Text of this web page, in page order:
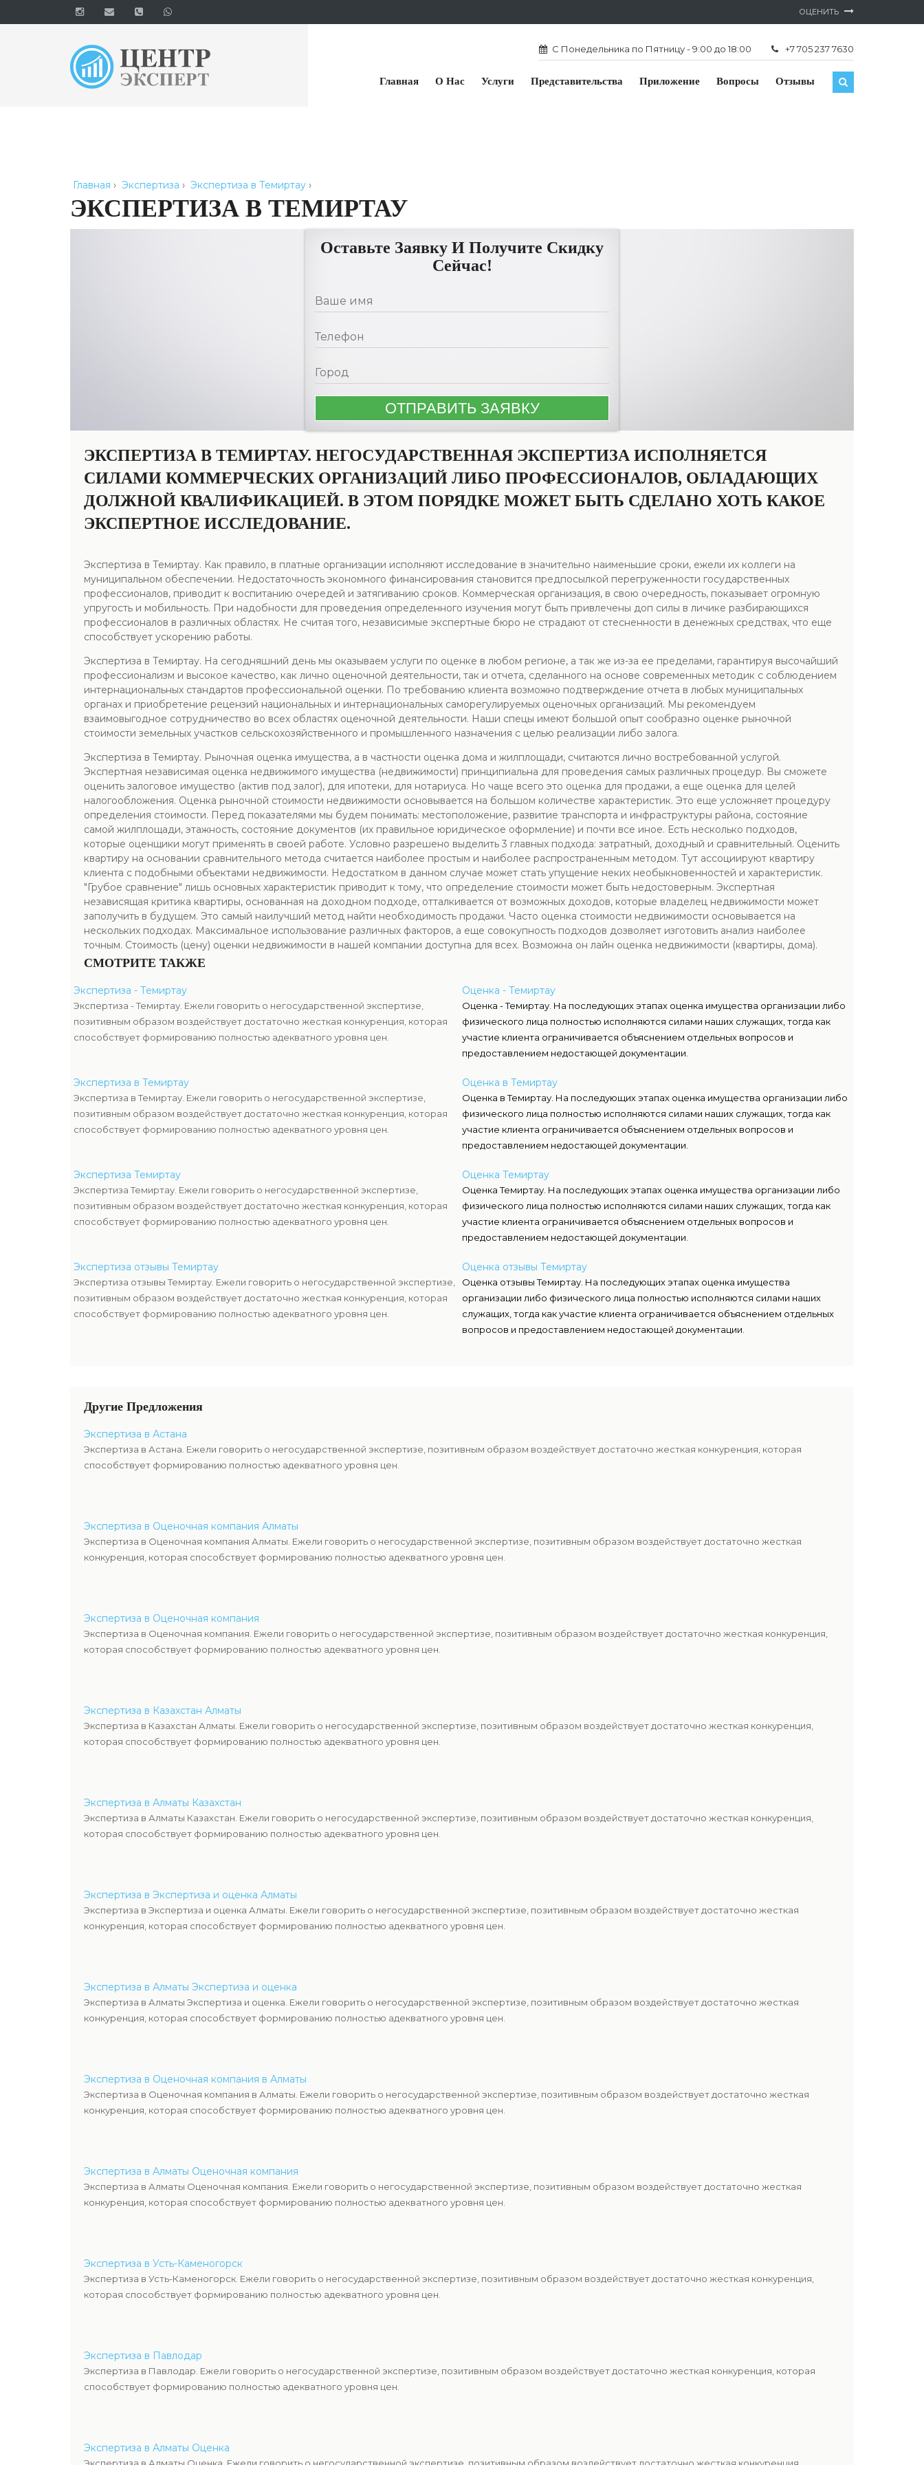
ОЦЕНИТЬ
С Понедельника по Пятницу - 9:00 до 18:00 +7 705 237 7630
Главная О Нас Услуги Представительства Приложение Вопросы Отзывы
Главная › Экспертиза › Экспертиза в Темиртау ›
ЭКСПЕРТИЗА В ТЕМИРТАУ
Оставьте Заявку И Получите Скидку
Сейчас!
ЭКСПЕРТИЗА В ТЕМИРТАУ. НЕГОСУДАРСТВЕННАЯ ЭКСПЕРТИЗА ИСПОЛНЯЕТСЯ
СИЛАМИ КОММЕРЧЕСКИХ ОРГАНИЗАЦИЙ ЛИБО ПРОФЕССИОНАЛОВ, ОБЛАДАЮЩИХ
ДОЛЖНОЙ КВАЛИФИКАЦИЕЙ. В ЭТОМ ПОРЯДКЕ МОЖЕТ БЫТЬ СДЕЛАНО ХОТЬ КАКОЕ
ЭКСПЕРТНОЕ ИССЛЕДОВАНИЕ.
Экспертиза в Темиртау. Как правило, в платные организации исполняют исследование в значительно наименьшие сроки, ежели их коллеги на
муниципальном обеспечении. Недостаточность экономного финансирования становится предпосылкой перегруженности государственных
профессионалов, приводит к воспитанию очередей и затягиванию сроков. Коммерческая организация, в свою очередность, показывает огромную
упругость и мобильность. При надобности для проведения определенного изучения могут быть привлечены доп силы в личике разбирающихся
профессионалов в различных областях. Не считая того, независимые экспертные бюро не страдают от стесненности в денежных средствах, что еще
способствует ускорению работы.
Экспертиза в Темиртау. На сегодняшний день мы оказываем услуги по оценке в любом регионе, а так же из-за ее пределами, гарантируя высочайший
профессионализм и высокое качество, как лично оценочной деятельности, так и отчета, сделанного на основе современных методик с соблюдением
интернациональных стандартов профессиональной оценки. По требованию клиента возможно подтверждение отчета в любых муниципальных
органах и приобретение рецензий национальных и интернациональных саморегулируемых оценочных организаций. Мы рекомендуем
взаимовыгодное сотрудничество во всех областях оценочной деятельности. Наши спецы имеют большой опыт сообразно оценке рыночной
стоимости земельных участков сельскохозяйственного и промышленного назначения с целью реализации либо залога.
Экспертиза в Темиртау. Рыночная оценка имущества, а в частности оценка дома и жилплощади, считаются лично востребованной услугой.
Экспертная независимая оценка недвижимого имущества (недвижимости) принципиальна для проведения самых различных процедур. Вы сможете
оценить залоговое имущество (актив под залог), для ипотеки, для нотариуса. Но чаще всего это оценка для продажи, а еще оценка для целей
налогообложения. Оценка рыночной стоимости недвижимости основывается на большом количестве характеристик. Это еще усложняет процедуру
определения стоимости. Перед показателями мы будем понимать: местоположение, развитие транспорта и инфраструктуры района, состояние
самой жилплощади, этажность, состояние документов (их правильное юридическое оформление) и почти все иное. Есть несколько подходов,
которые оценщики могут применять в своей работе. Условно разрешено выделить 3 главных подхода: затратный, доходный и сравнительный. Оценить
квартиру на основании сравнительного метода считается наиболее простым и наиболее распространенным методом. Тут ассоциируют квартиру
клиента с подобными объектами недвижимости. Недостатком в данном случае может стать упущение неких необыкновенностей и характеристик.
"Грубое сравнение" лишь основных характеристик приводит к тому, что определение стоимости может быть недостоверным. Экспертная
независящая критика квартиры, основанная на доходном подходе, отталкивается от возможных доходов, которые владелец недвижимости может
заполучить в будущем. Это самый наилучший метод найти необходимость продажи. Часто оценка стоимости недвижимости основывается на
нескольких подходах. Максимальное использование различных факторов, а еще совокупность подходов дозволяет изготовить анализ наиболее
точным. Стоимость (цену) оценки недвижимости в нашей компании доступна для всех. Возможна он лайн оценка недвижимости (квартиры, дома).
СМОТРИТЕ ТАКЖЕ
Экспертиза - Темиртау
Экспертиза - Темиртау. Ежели говорить о негосударственной экспертизе,
позитивным образом воздействует достаточно жесткая конкуренция, которая
способствует формированию полностью адекватного уровня цен.
Экспертиза в Темиртау
Экспертиза в Темиртау. Ежели говорить о негосударственной экспертизе,
позитивным образом воздействует достаточно жесткая конкуренция, которая
способствует формированию полностью адекватного уровня цен.
Экспертиза Темиртау
Экспертиза Темиртау. Ежели говорить о негосударственной экспертизе,
позитивным образом воздействует достаточно жесткая конкуренция, которая
способствует формированию полностью адекватного уровня цен.
Экспертиза отзывы Темиртау
Экспертиза отзывы Темиртау. Ежели говорить о негосударственной экспертизе,
позитивным образом воздействует достаточно жесткая конкуренция, которая
способствует формированию полностью адекватного уровня цен.
Оценка - Темиртау
Оценка - Темиртау. На последующих этапах оценка имущества организации либо
физического лица полностью исполняются силами наших служащих, тогда как
участие клиента ограничивается объяснением отдельных вопросов и
предоставлением недостающей документации.
Оценка в Темиртау
Оценка в Темиртау. На последующих этапах оценка имущества организации либо
физического лица полностью исполняются силами наших служащих, тогда как
участие клиента ограничивается объяснением отдельных вопросов и
предоставлением недостающей документации.
Оценка Темиртау
Оценка Темиртау. На последующих этапах оценка имущества организации либо
физического лица полностью исполняются силами наших служащих, тогда как
участие клиента ограничивается объяснением отдельных вопросов и
предоставлением недостающей документации.
Оценка отзывы Темиртау
Оценка отзывы Темиртау. На последующих этапах оценка имущества
организации либо физического лица полностью исполняются силами наших
служащих, тогда как участие клиента ограничивается объяснением отдельных
вопросов и предоставлением недостающей документации.
Другие Предложения
Экспертиза в Астана
Экспертиза в Астана. Ежели говорить о негосударственной экспертизе, позитивным образом воздействует достаточно жесткая конкуренция, которая
способствует формированию полностью адекватного уровня цен.
Экспертиза в Оценочная компания Алматы
Экспертиза в Оценочная компания Алматы. Ежели говорить о негосударственной экспертизе, позитивным образом воздействует достаточно жесткая
конкуренция, которая способствует формированию полностью адекватного уровня цен.
Экспертиза в Оценочная компания
Экспертиза в Оценочная компания. Ежели говорить о негосударственной экспертизе, позитивным образом воздействует достаточно жесткая конкуренция,
которая способствует формированию полностью адекватного уровня цен.
Экспертиза в Казахстан Алматы
Экспертиза в Казахстан Алматы. Ежели говорить о негосударственной экспертизе, позитивным образом воздействует достаточно жесткая конкуренция,
которая способствует формированию полностью адекватного уровня цен.
Экспертиза в Алматы Казахстан
Экспертиза в Алматы Казахстан. Ежели говорить о негосударственной экспертизе, позитивным образом воздействует достаточно жесткая конкуренция,
которая способствует формированию полностью адекватного уровня цен.
Экспертиза в Экспертиза и оценка Алматы
Экспертиза в Экспертиза и оценка Алматы. Ежели говорить о негосударственной экспертизе, позитивным образом воздействует достаточно жесткая
конкуренция, которая способствует формированию полностью адекватного уровня цен.
Экспертиза в Алматы Экспертиза и оценка
Экспертиза в Алматы Экспертиза и оценка. Ежели говорить о негосударственной экспертизе, позитивным образом воздействует достаточно жесткая
конкуренция, которая способствует формированию полностью адекватного уровня цен.
Экспертиза в Оценочная компания в Алматы
Экспертиза в Оценочная компания в Алматы. Ежели говорить о негосударственной экспертизе, позитивным образом воздействует достаточно жесткая
конкуренция, которая способствует формированию полностью адекватного уровня цен.
Экспертиза в Алматы Оценочная компания
Экспертиза в Алматы Оценочная компания. Ежели говорить о негосударственной экспертизе, позитивным образом воздействует достаточно жесткая
конкуренция, которая способствует формированию полностью адекватного уровня цен.
Экспертиза в Усть-Каменогорск
Экспертиза в Усть-Каменогорск. Ежели говорить о негосударственной экспертизе, позитивным образом воздействует достаточно жесткая конкуренция,
которая способствует формированию полностью адекватного уровня цен.
Экспертиза в Павлодар
Экспертиза в Павлодар. Ежели говорить о негосударственной экспертизе, позитивным образом воздействует достаточно жесткая конкуренция, которая
способствует формированию полностью адекватного уровня цен.
Экспертиза в Алматы Оценка